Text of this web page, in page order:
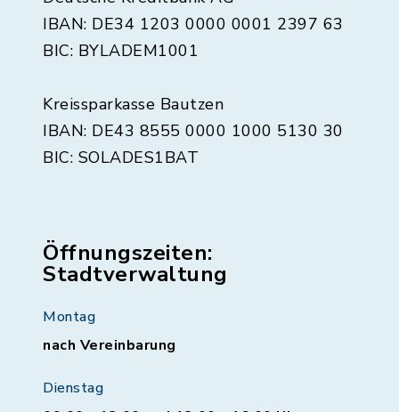
IBAN: DE34 1203 0000 0001 2397 63
BIC: BYLADEM1001
Kreissparkasse Bautzen
IBAN: DE43 8555 0000 1000 5130 30
BIC: SOLADES1BAT
Öffnungszeiten:
Stadtverwaltung
Montag
nach Vereinbarung
Dienstag